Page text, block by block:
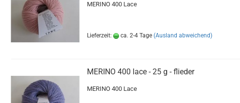
MERINO 400 Lace
Lieferzeit: ca. 2-4 Tage (Ausland abweichend)
MERINO 400 lace - 25 g - flieder
MERINO 400 Lace